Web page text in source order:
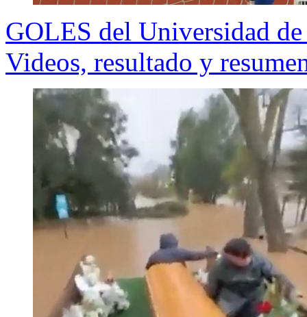
GOLES del Universidad
Videos, resultado y